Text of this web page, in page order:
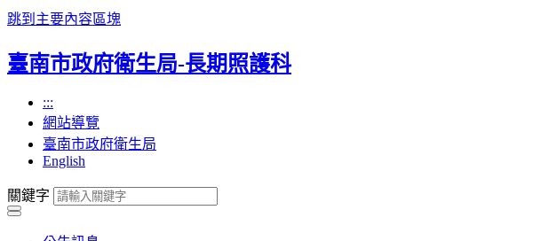
跳到主要內容區塊
臺南市政府衛生局-長期照護科
:::
網站導覽
臺南市政府衛生局
English
關鍵字